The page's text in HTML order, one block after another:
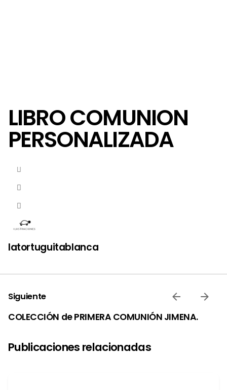
LIBRO COMUNION
PERSONALIZADA
latortuguitablanca
Siguiente
COLECCIÓN de PRIMERA COMUNIÓN JIMENA.
Publicaciones relacionadas